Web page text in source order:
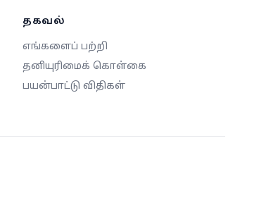
தகவல்
எங்களைப் பற்றி
தனியுரிமைக் கொள்கை
பயன்பாட்டு விதிகள்